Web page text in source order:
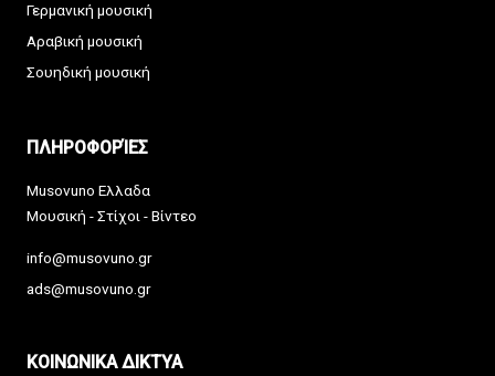
Γερμανική μουσική
Αραβική μουσική
Σουηδική μουσική
ΠΛΗΡΟΦΟΡΊΕΣ
Musovuno Ελλαδα
Μουσική - Στίχοι - Βίντεο
info@musovuno.gr
ads@musovuno.gr
ΚΟΙΝΩΝΙΚΑ ΔΙΚΤΥΑ